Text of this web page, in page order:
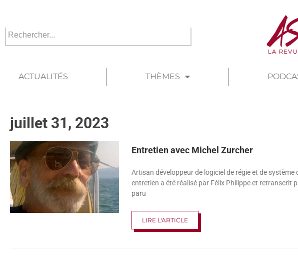
ACTUALITÉS THÈMES
juillet 31, 2023
Entretien avec Michel Zurcher
Artisan développeur de logiciel de régie et de système
entretien a été réalisé par Félix Philippe et retranscrit
paru
LIRE L'ARTICLE